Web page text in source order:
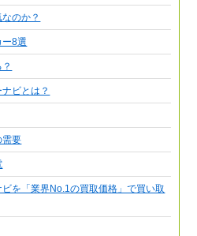
のか？
8選
ビとは？
需要
を「業界No.1の買取価格」で買い取